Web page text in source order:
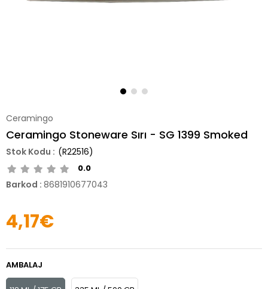
Ceramingo
Ceramingo Stoneware Sırı - SG 1399 Smoked
(R22516)
0.0
Barkod : 8681910677043
4,17€
AMBALAJ